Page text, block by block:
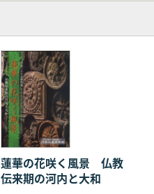
蓮華の花咲く風景 仏教
伝来期の河内と大和